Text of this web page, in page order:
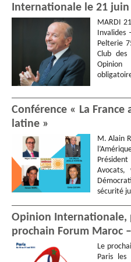
Internationale le 21 juin
MARDI
Invalides
Pelterie
Club des
Conférence « La
latine »
M. Alain
sécurité
Opinion Internationale,
prochain Forum Maroc
Le
Paris